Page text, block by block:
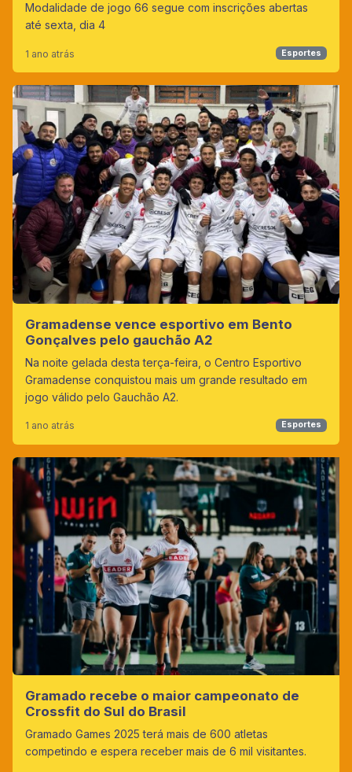
Modalidade de jogo 66 segue com inscrições abertas
até sexta, dia 4
1 ano atrás Esportes
Gramadense vence esportivo em Bento
Gonçalves pelo gauchão A2
Na noite gelada desta terça-feira, o Centro Esportivo
Gramadense conquistou mais um grande resultado em
jogo válido pelo Gauchão A2.
1 ano atrás Esportes
Gramado recebe o maior campeonato de
Crossfit do Sul do Brasil
Gramado Games 2025 terá mais de 600 atletas
competindo e espera receber mais de 6 mil visitantes.